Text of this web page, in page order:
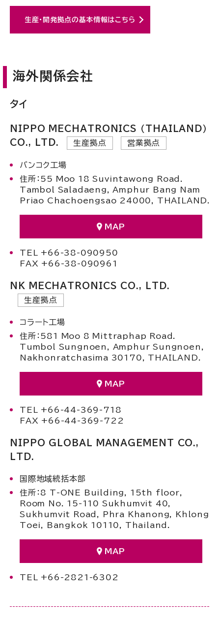
生産・開発拠点の基本情報はこちら
海外関係会社
タイ
NIPPO MECHATRONICS （THAILAND）
CO., LTD.
生産拠点 営業拠点
バンコク工場
住所：55 Moo 18 Suvintawong Road.
Tambol Saladaeng, Amphur Bang Nam
Priao Chachoengsao 24000, THAILAND.
MAP
TEL +66-38-090950
FAX +66-38-090961
NK MECHATRONICS CO., LTD.
生産拠点
コラート工場
住所：581 Moo 8 Mittraphap Road.
Tumbol Sungnoen, Amphur Sungnoen,
Nakhonratchasima 30170, THAILAND.
MAP
TEL +66-44-369-718
FAX +66-44-369-722
NIPPO GLOBAL MANAGEMENT CO.,
LTD.
国際地域統括本部
住所：8 T-ONE Building, 15th floor,
Room No. 15-110 Sukhumvit 40,
Sukhumvit Road, Phra Khanong, Khlong
Toei, Bangkok 10110, Thailand.
MAP
TEL +66-2821-6302